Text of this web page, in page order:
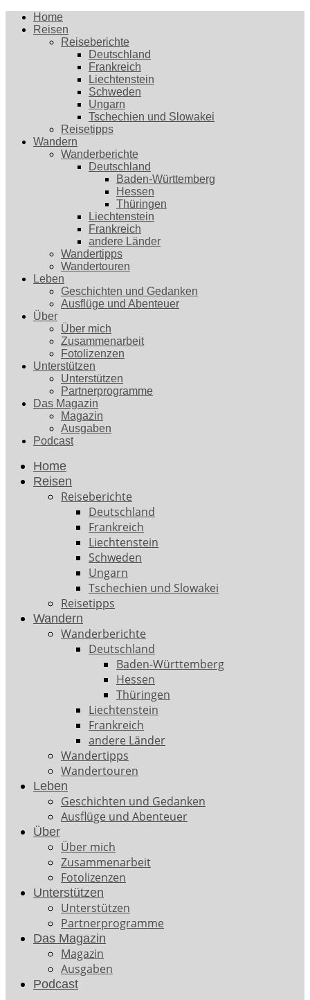
Home
Reisen
Reiseberichte
Deutschland
Frankreich
Liechtenstein
Schweden
Ungarn
Tschechien und Slowakei
Reisetipps
Wandern
Wanderberichte
Deutschland
Baden-Württemberg
Hessen
Thüringen
Liechtenstein
Frankreich
andere Länder
Wandertipps
Wandertouren
Leben
Geschichten und Gedanken
Ausflüge und Abenteuer
Über
Über mich
Zusammenarbeit
Fotolizenzen
Unterstützen
Unterstützen
Partnerprogramme
Das Magazin
Magazin
Ausgaben
Podcast
Home
Reisen
Reiseberichte
Deutschland
Frankreich
Liechtenstein
Schweden
Ungarn
Tschechien und Slowakei
Reisetipps
Wandern
Wanderberichte
Deutschland
Baden-Württemberg
Hessen
Thüringen
Liechtenstein
Frankreich
andere Länder
Wandertipps
Wandertouren
Leben
Geschichten und Gedanken
Ausflüge und Abenteuer
Über
Über mich
Zusammenarbeit
Fotolizenzen
Unterstützen
Unterstützen
Partnerprogramme
Das Magazin
Magazin
Ausgaben
Podcast